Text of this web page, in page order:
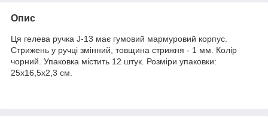
Опис
Ця гелева ручка J-13 має гумовий мармуровий корпус.
Стрижень у ручці змінний, товщина стрижня - 1 мм. Колір
чорний. Упаковка містить 12 штук. Розміри упаковки:
25х16,5х2,3 см.